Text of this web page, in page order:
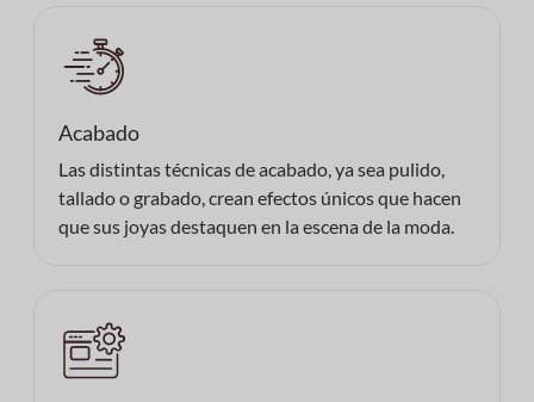
Acabado
Las distintas técnicas de acabado, ya sea pulido,
tallado o grabado, crean efectos únicos que hacen
que sus joyas destaquen en la escena de la moda.